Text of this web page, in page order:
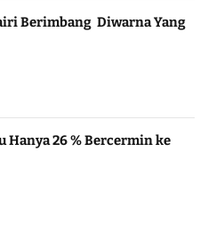
Berimbang Diwarna Yang
Hanya 26 % Bercermin ke